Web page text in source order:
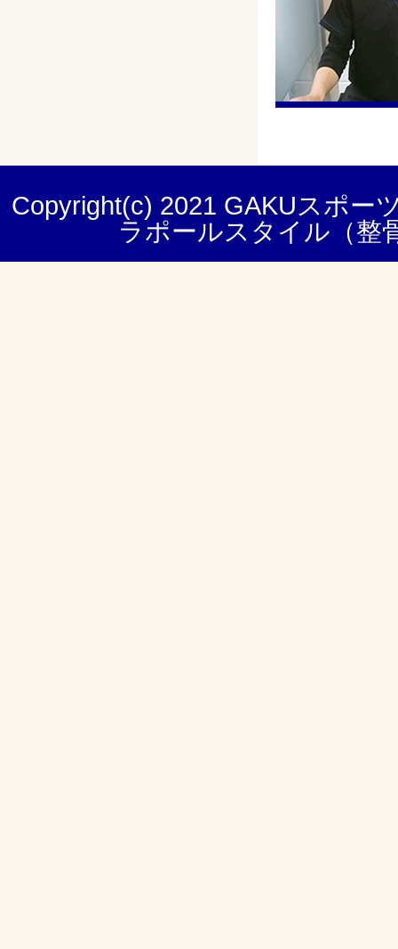
Copyright(c) 2021 GAKUスポー
ラポールスタイル（整